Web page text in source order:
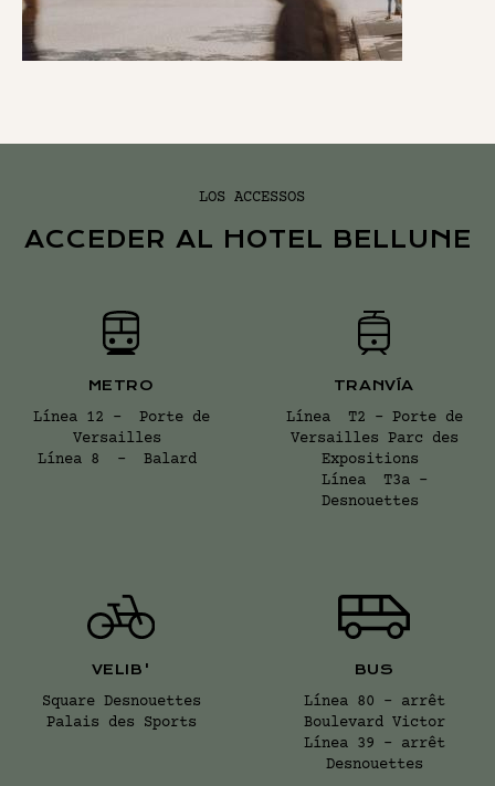
LOS ACCESSOS
ACCEDER AL HOTEL BELLUNE
METRO
Línea 12 - Porte de
Versailles
Línea 8 - Balard
TRANVÍA
Línea T2 - Porte de
Versailles Parc des
Expositions
Línea T3a -
Desnouettes
VELIB'
Square Desnouettes
Palais des Sports
BUS
Línea 80 - arrêt
Boulevard Victor
Línea 39 - arrêt
Desnouettes